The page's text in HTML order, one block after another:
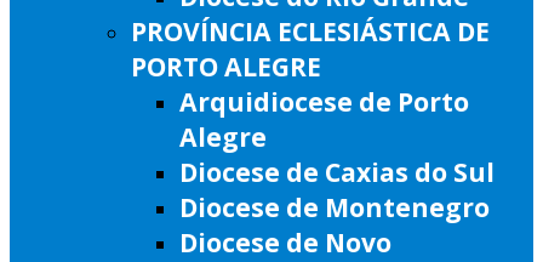
PROVÍNCIA ECLESIÁSTICA DE
PORTO ALEGRE
Arquidiocese de Porto
Alegre
Diocese de Caxias do Sul
Diocese de Montenegro
Diocese de Novo